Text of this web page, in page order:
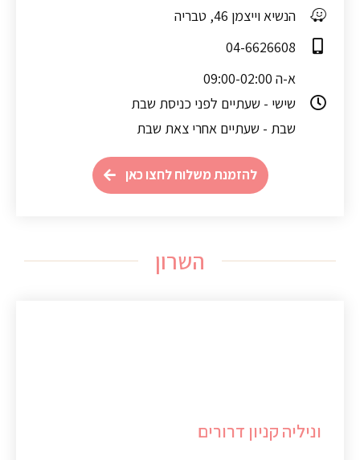
הנשיא וייצמן 46, טבריה
04-6626608
א-ה 09:00-02:00
שישי - שעתיים לפני כניסת שבת
שבת - שעתיים אחרי צאת שבת
להזמנת משלוח לחצו כאן
השרון
וניליה קניון דרורים